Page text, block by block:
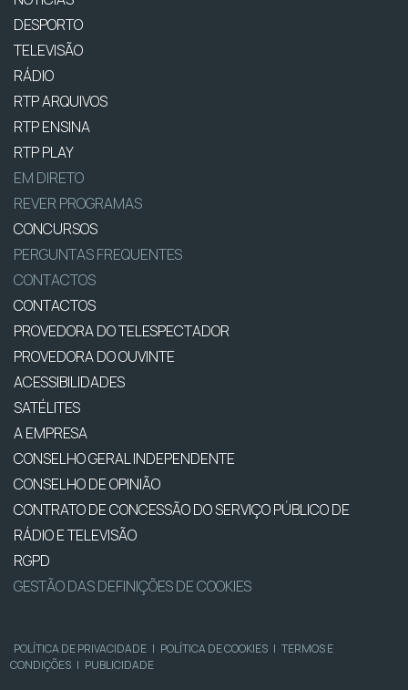
DESPORTO
TELEVISÃO
RÁDIO
RTP ARQUIVOS
RTP ENSINA
RTP PLAY
EM DIRETO
REVER PROGRAMAS
CONCURSOS
PERGUNTAS FREQUENTES
CONTACTOS
CONTACTOS
PROVEDORA DO TELESPECTADOR
PROVEDORA DO OUVINTE
ACESSIBILIDADES
SATÉLITES
A EMPRESA
CONSELHO GERAL INDEPENDENTE
CONSELHO DE OPINIÃO
CONTRATO DE CONCESSÃO DO SERVIÇO PÚBLICO DE
RÁDIO E TELEVISÃO
RGPD
GESTÃO DAS DEFINIÇÕES DE COOKIES
POLÍTICA DE PRIVACIDADE | POLÍTICA DE COOKIES | TERMOS E
CONDIÇÕES | PUBLICIDADE